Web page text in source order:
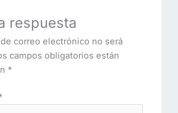
respuesta
correo electrónico no será
campos obligatorios están
*